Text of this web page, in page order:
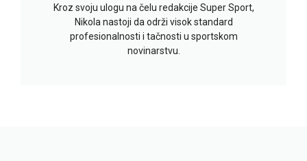
Kroz svoju ulogu na čelu redakcije Super Sport,
Nikola nastoji da održi visok standard
profesionalnosti i tačnosti u sportskom
novinarstvu.